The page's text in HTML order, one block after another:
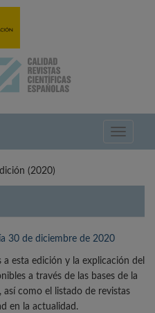
Toggle
(2020)
30 de diciembre de 2020
a esta edición y la explicación del
a través de las bases de la
como el listado de revistas
en la actualidad.